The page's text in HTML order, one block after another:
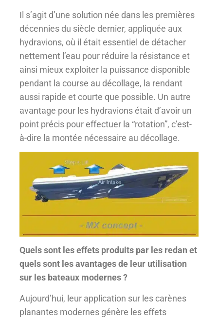
Il s’agit d’une solution née dans les premières
décennies du siècle dernier, appliquée aux
hydravions, où il était essentiel de détacher
nettement l’eau pour réduire la résistance et
ainsi mieux exploiter la puissance disponible
pendant la course au décollage, la rendant
aussi rapide et courte que possible. Un autre
avantage pour les hydravions était d’avoir un
point précis pour effectuer la “rotation”, c’est-
à-dire la montée nécessaire au décollage.
Quels sont les effets produits par les redan et
quels sont les avantages de leur utilisation
sur les bateaux modernes ?
Aujourd’hui, leur application sur les carènes
planantes modernes génère les effets